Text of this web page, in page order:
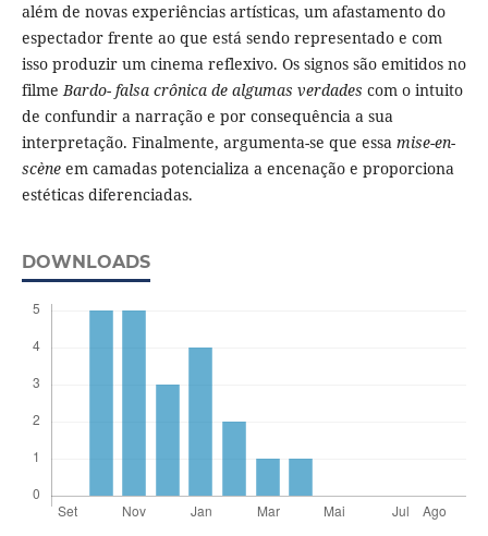
além de novas experiências artísticas, um afastamento do
espectador frente ao que está sendo representado e com
isso produzir um cinema reflexivo. Os signos são emitidos no
filmeBardo- falsa crônica de algumas verdades com o intuito
de confundir a narração e por consequência a sua
interpretação. Finalmente, argumenta-se que essa mise-en-
scèneem camadas potencializa a encenação e proporciona
estéticas diferenciadas.
DOWNLOADS